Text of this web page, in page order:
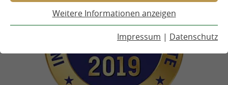
Weitere Informationen anzeigen
Impressum | Datenschutz